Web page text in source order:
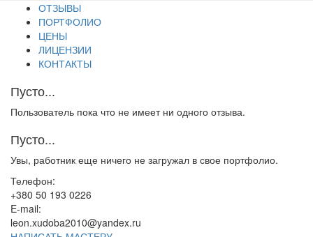
ОТЗЫВЫ
ПОРТФОЛИО
ЦЕНЫ
ЛИЦЕНЗИИ
КОНТАКТЫ
Пусто...
Пользователь пока что не имеет ни одного отзыва.
Пусто...
Увы, работник еще ничего не загружал в свое портфолио.
Телефон:
+380 50 193 0226
E-mail:
leon.xudoba2010@yandex.ru